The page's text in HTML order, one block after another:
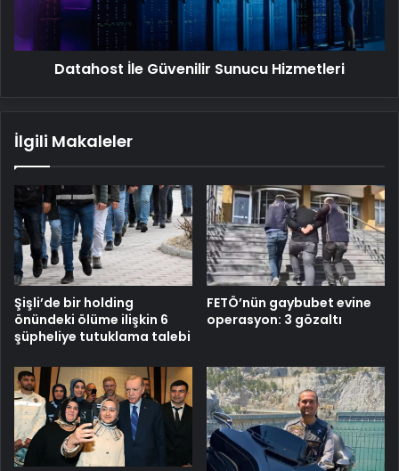
Datahost İle Güvenilir Sunucu Hizmetleri
İlgili Makaleler
Şişli’de bir holding
önündeki ölüme ilişkin 6
şüpheliye tutuklama talebi
FETÖ’nün gaybubet evine
operasyon: 3 gözaltı